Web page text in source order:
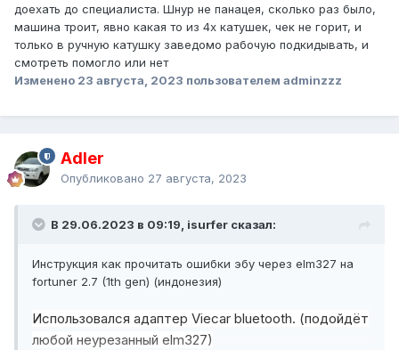
доехать до специалиста. Шнур не панацея, сколько раз было,
машина троит, явно какая то из 4х катушек, чек не горит, и
только в ручную катушку заведомо рабочую подкидывать, и
смотреть помогло или нет
Изменено 23 августа, 2023 пользователем adminzzz
Adler
Опубликовано 27 августа, 2023
В 29.06.2023 в 09:19, isurfer сказал:
Инструкция как прочитать ошибки эбу через elm327 на
fortuner 2.7 (1th gen) (индонезия)
Использовался адаптер Viecar bluetooth. (подойдёт
любой неурезанный elm327)